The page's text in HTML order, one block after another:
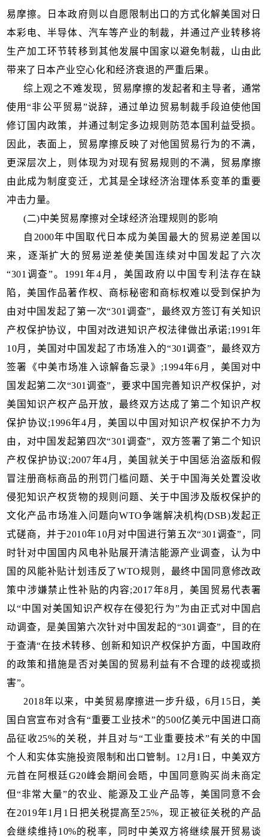
易摩擦。日本政府则以自愿限制出口的方式化解美国对日
本彩电、半导体、汽车等产业的制裁，并通过产业转移将
生产加工环节转移到其他发展中国家以避免制裁，山由此
带来了日本产业空心化和经济衰退的严重后果。
综上观之不难发现，贸易摩擦的发起者和主导者，通常
使用“非公平贸易”说辞，通过单边贸易制裁手段迫使他国
修订国内政策，并通过制定多边规则防范本国利益受损。
因此，表面上，贸易摩擦反映了对他国贸易行为的不满，
更深层次上，则体现为对现有贸易规则的不满，贸易摩擦
由此成为制度变迁，尤其是全球经济治理体系变革的重要
冲击力量。
(二)中美贸易摩擦对全球经济治理规则的影响
自2000年中国取代日本成为美国最大的贸易逆差国以
来，逐渐扩大的贸易逆差使美国连续对中国发起了六次
“301调查”。1991年4月，美国政府以中国专利法存在缺
陷，美国作品著作权、商标秘密和商标权难以受到保护为
由对中国发起了第一次“301调查”，最终双方签订有关知识
产权保护协议，中国对改进知识产权法律做出承诺;1991年
10月，美国对中国发起了市场准入的“301调查”，最终双方
签署《中美市场准入谅解备忘录》;1994年6月，美国对中
国发起第二次“301调查”，要求中国完善知识产权保护，对
美国知识产权产品开放，最终双方达成了第二个知识产权
保护协议;1996年4月，美国以中国对知识产权保护不力为
由，对中国发起第四次“301调查”，双方签署了第二个知识
产权保护协议;2007年4月，美国就关于中国惩治盗版和假
冒注册商标商品的刑罚门槛问题、关于中国海关处置没收
侵犯知识产权货物的规则问题、关于中国涉及版权保护的
文化产品市场准入问题向WTO争端解决机构(DSB)发起正
式磋商，并于2010年10月对中国进行第五次“301调查”，同
时针对中国国内风电补贴展开清洁能源产业调查，认为中
国的风能补贴计划违反了WTO规则，最终中国同意修改政
策中涉嫌禁止性补贴的内容;2017年8月，美国贸易代表署
以“中国对美国知识产权存在侵犯行为”为由正式对中国启
动调查，是美国第六次针对中国发起的“301调查”，目的在
于查清“在技术转移、创新和知识产权保护方面，中国政府
的政策和措施是否对美国的贸易利益有不合理的歧视或损
害”。
2018年以来，中美贸易摩擦进一步升级，6月15日，美
国白宫宣布对含有“重要工业技术”的500亿美元中国进口商
品征收25%的关税，并且对与“工业重要技术”有关的中国
个人和实体实施投资限制和出口管制。12月1日，中美双方
元首在阿根廷G20峰会期间会晤，中国同意购买尚未商定
但“非常大量”的农业、能源及工业产品等，美国同意不会
在2019年1月1日把关税提高至25%，现正被征关税的产品
会继续维持10%的税率，同时中美双方将继续展开贸易谈